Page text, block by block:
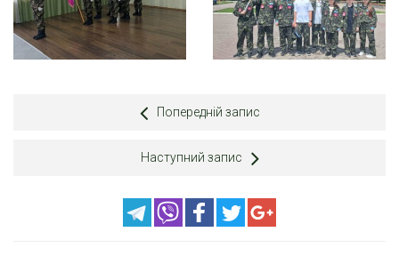
Попередній запис
Наступний запис